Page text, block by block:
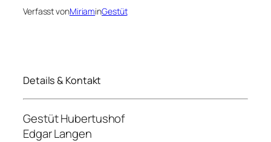
Verfasst vonMiriaminGestüt
Details & Kontakt
Gestüt Hubertushof
Edgar Langen